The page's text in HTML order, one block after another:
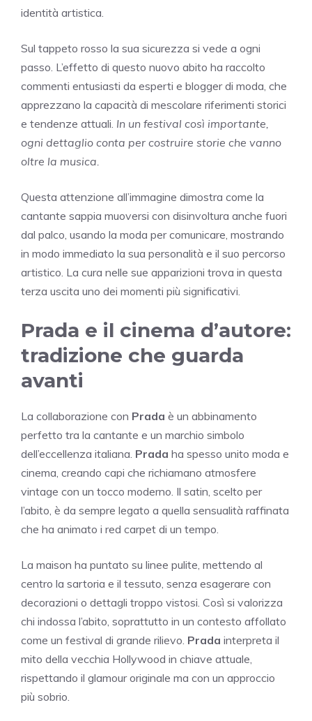
identità artistica.
Sul tappeto rosso la sua sicurezza si vede a ogni
passo. L’effetto di questo nuovo abito ha raccolto
commenti entusiasti da esperti e blogger di moda, che
apprezzano la capacità di mescolare riferimenti storici
e tendenze attuali. In un festival così importante,
ogni dettaglio conta per costruire storie che vanno
oltre la musica.
Questa attenzione all’immagine dimostra come la
cantante sappia muoversi con disinvoltura anche fuori
dal palco, usando la moda per comunicare, mostrando
in modo immediato la sua personalità e il suo percorso
artistico. La cura nelle sue apparizioni trova in questa
terza uscita uno dei momenti più significativi.
Prada e il cinema d’autore:
tradizione che guarda
avanti
La collaborazione con Prada è un abbinamento
perfetto tra la cantante e un marchio simbolo
dell’eccellenza italiana. Prada ha spesso unito moda e
cinema, creando capi che richiamano atmosfere
vintage con un tocco moderno. Il satin, scelto per
l’abito, è da sempre legato a quella sensualità raffinata
che ha animato i red carpet di un tempo.
La maison ha puntato su linee pulite, mettendo al
centro la sartoria e il tessuto, senza esagerare con
decorazioni o dettagli troppo vistosi. Così si valorizza
chi indossa l’abito, soprattutto in un contesto affollato
come un festival di grande rilievo. Prada interpreta il
mito della vecchia Hollywood in chiave attuale,
rispettando il glamour originale ma con un approccio
più sobrio.